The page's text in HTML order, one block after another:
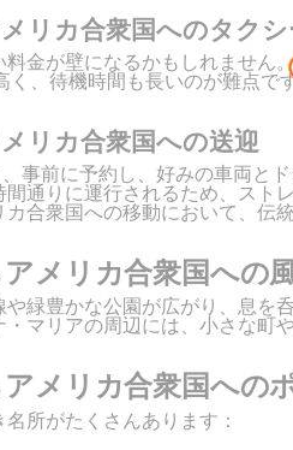
リカ合衆国へのタクシ
金が壁になるかもしれませ
、待機時間も長いのが難点で
リカ合衆国への送迎
事前に予約し、好みの車両と
通りに運行されるため、ス
合衆国への移動において、伝
メリカ合衆国への
緑豊かな公園が広がり、息
マリアの周辺には、小さな町
メリカ合衆国への
所がたくさんあります：